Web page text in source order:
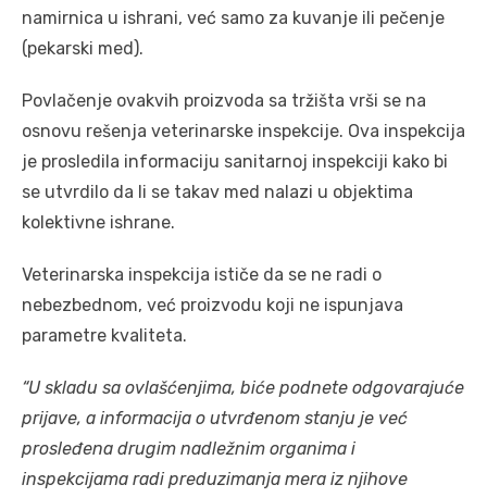
namirnica u ishrani, već samo za kuvanje ili pečenje
(pekarski med).
Povlačenje ovakvih proizvoda sa tržišta vrši se na
osnovu rešenja veterinarske inspekcije. Ova inspekcija
je prosledila informaciju sanitarnoj inspekciji kako bi
se utvrdilo da li se takav med nalazi u objektima
kolektivne ishrane.
Veterinarska inspekcija ističe da se ne radi o
nebezbednom, već proizvodu koji ne ispunjava
parametre kvaliteta.
“U skladu sa ovlašćenjima, biće podnete odgovarajuće
prijave, a informacija o utvrđenom stanju je već
prosleđena drugim nadležnim organima i
inspekcijama radi preduzimanja mera iz njihove